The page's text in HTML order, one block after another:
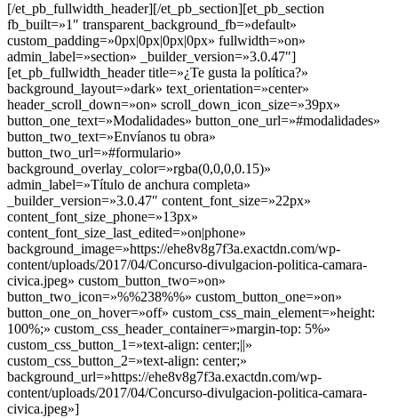
[/et_pb_fullwidth_header][/et_pb_section][et_pb_section
fb_built=»1″ transparent_background_fb=»default»
custom_padding=»0px|0px|0px|0px» fullwidth=»on»
admin_label=»section» _builder_version=»3.0.47″]
[et_pb_fullwidth_header title=»¿Te gusta la política?»
background_layout=»dark» text_orientation=»center»
header_scroll_down=»on» scroll_down_icon_size=»39px»
button_one_text=»Modalidades» button_one_url=»#modalidades»
button_two_text=»Envíanos tu obra»
button_two_url=»#formulario»
background_overlay_color=»rgba(0,0,0,0.15)»
admin_label=»Título de anchura completa»
_builder_version=»3.0.47″ content_font_size=»22px»
content_font_size_phone=»13px»
content_font_size_last_edited=»on|phone»
background_image=»https://ehe8v8g7f3a.exactdn.com/wp-
content/uploads/2017/04/Concurso-divulgacion-politica-camara-
civica.jpeg» custom_button_two=»on»
button_two_icon=»%%238%%» custom_button_one=»on»
button_one_on_hover=»off» custom_css_main_element=»height:
100%;» custom_css_header_container=»margin-top: 5%»
custom_css_button_1=»text-align: center;||»
custom_css_button_2=»text-align: center;»
background_url=»https://ehe8v8g7f3a.exactdn.com/wp-
content/uploads/2017/04/Concurso-divulgacion-politica-camara-
civica.jpeg»]